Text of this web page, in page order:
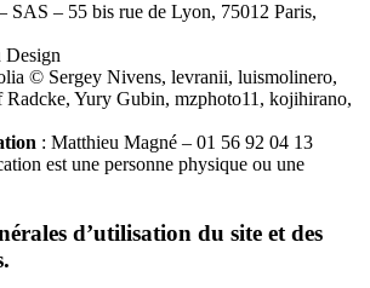
SAS – 55 bis rue de Lyon, 75012 Paris,
Design
© Sergey Nivens, levranii, luismolinero,
Radcke, Yury Gubin, mzphoto11, kojihirano,
: Matthieu Magné – 01 56 92 04 13
est une personne physique ou une
d’utilisation du site et des